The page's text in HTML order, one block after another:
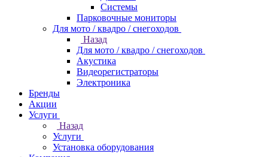
Системы
Парковочные мониторы
Для мото / квадро / снегоходов
Назад
Для мото / квадро / снегоходов
Акустика
Видеорегистраторы
Электроника
Бренды
Акции
Услуги
Назад
Услуги
Установка оборудования